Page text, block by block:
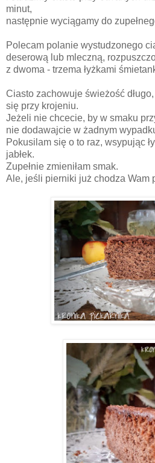
minut,
następnie wyciągamy do
Polecam polanie wystudzonego
deserową lub mleczną,
z dwoma - trzema łyżkami
Ciasto zachowuje świeżość
się przy krojeniu.
Jeżeli nie chcecie, by w smaku
nie dodawajcie w żadnym
Pokusilam się o to raz, wsypując
jabłek.
Zupełnie zmieniłam smak.
Ale, jeśli pierniki już chodza Wam